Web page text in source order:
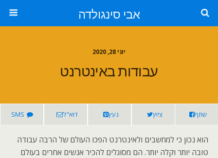
אבי סינגולדה
יוני 28, 2020
עבודות באינטרנט
שתף ציוץ נעץ דוא"ל SMS
הוא נכון כי למחשבים ולאינטרנט הפכו העולם של הרבה עבודה
טובה יותר וקלה יותר. הם מסוגלים להכיר אנשים אחרים בעולם